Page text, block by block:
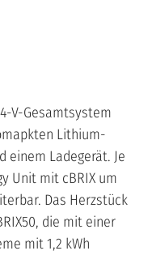
V-Gesamtsystem
Lithium-
einem Ladegerät. Je
Unit mit cBRIX um
Das Herzstück
die mit einer
mit 1,2 kWh